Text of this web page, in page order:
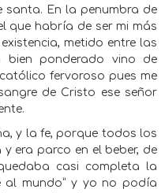
santa. En la penumbra de
que habría de ser mi más
metido entre las
bien ponderado vino de
fervoroso pues me
de Cristo ese señor
y la fe, porque todos los
era parco en el beber, de
casi completa la
al mundo” y yo no podía